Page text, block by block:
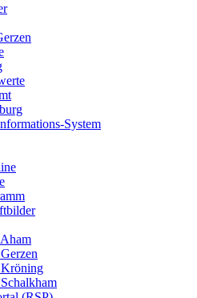
System
Kröning